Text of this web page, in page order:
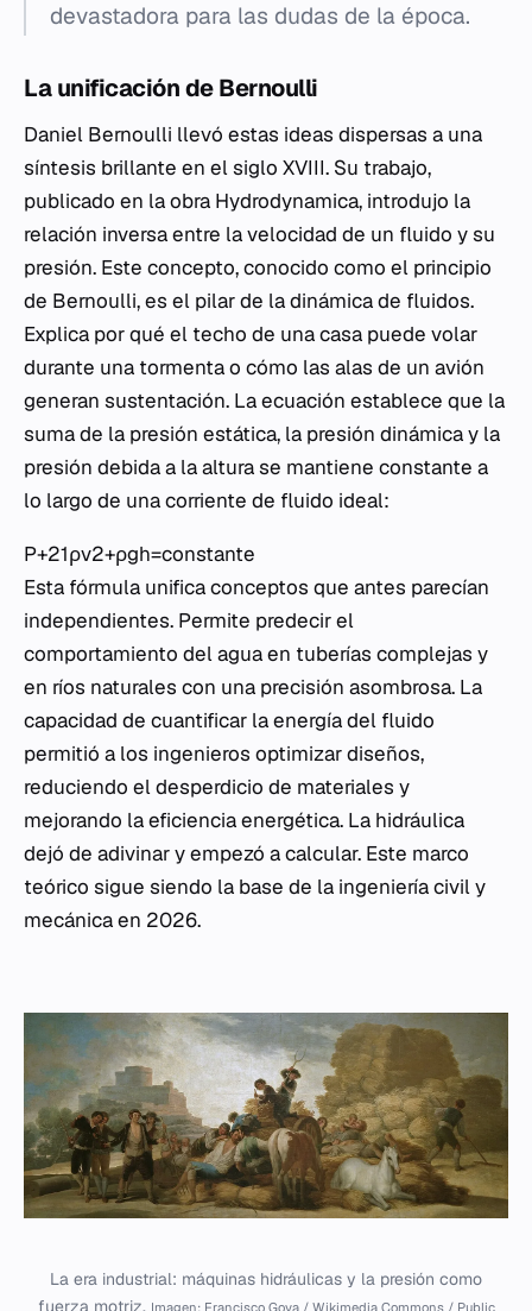
devastadora para las dudas de la época.
La unificación de Bernoulli
Daniel Bernoulli llevó estas ideas dispersas a una
síntesis brillante en el siglo XVIII. Su trabajo,
publicado en la obra Hydrodynamica, introdujo la
relación inversa entre la velocidad de un fluido y su
presión. Este concepto, conocido como el principio
de Bernoulli, es el pilar de la dinámica de fluidos.
Explica por qué el techo de una casa puede volar
durante una tormenta o cómo las alas de un avión
generan sustentación. La ecuación establece que la
suma de la presión estática, la presión dinámica y la
presión debida a la altura se mantiene constante a
lo largo de una corriente de fluido ideal:
P+21​ρv2+ρgh=constante
Esta fórmula unifica conceptos que antes parecían
independientes. Permite predecir el
comportamiento del agua en tuberías complejas y
en ríos naturales con una precisión asombrosa. La
capacidad de cuantificar la energía del fluido
permitió a los ingenieros optimizar diseños,
reduciendo el desperdicio de materiales y
mejorando la eficiencia energética. La hidráulica
dejó de adivinar y empezó a calcular. Este marco
teórico sigue siendo la base de la ingeniería civil y
mecánica en 2026.
La era industrial: máquinas hidráulicas y la presión como
fuerza motriz. Imagen: Francisco Goya / Wikimedia Commons / Public